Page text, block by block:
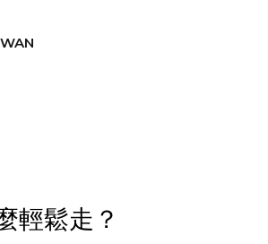
輕鬆走？